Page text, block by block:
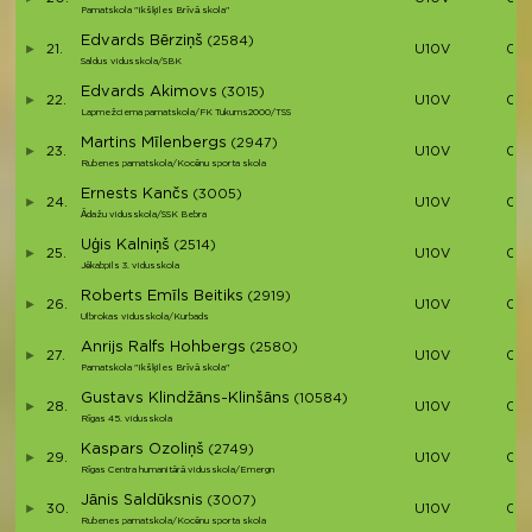
Pamatskola "Ikšķiles Brīvā skola"
21.
Edvards Bērziņš (2584)
Saldus vidusskola/SBK
U10V
22.
Edvards Akimovs (3015)
Lapmežciema pamatskola/FK Tukums2000/TSS
U10V
23.
Martins Mīlenbergs (2947)
Rubenes pamatskola/Kocēnu sporta skola
U10V
24.
Ernests Kančs (3005)
Ādažu vidusskola/SSK Bebra
U10V
25.
Uģis Kalniņš (2514)
Jēkabpils 3. vidusskola
U10V
26.
Roberts Emīls Beitiks (2919)
Ulbrokas vidusskola/Kurbads
U10V
27.
Anrijs Ralfs Hohbergs (2580)
Pamatskola "Ikšķiles Brīvā skola"
U10V
28.
Gustavs Klindžāns-Klinšāns (10584)
Rīgas 45. vidusskola
U10V
29.
Kaspars Ozoliņš (2749)
Rīgas Centra humanitārā vidusskola/Emergn
U10V
30.
Jānis Saldūksnis (3007)
Rubenes pamatskola/Kocēnu sporta skola
U10V